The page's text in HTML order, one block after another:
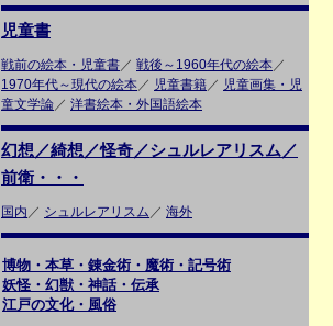
児童書
戦前の絵本・児童書／ 戦後～1960年代の絵本／
1970年代～現代の絵本／ 児童書籍／ 児童画集・児
童文学論／ 洋書絵本・外国語絵本
幻想／綺想／怪奇／シュルレアリスム／
前衛・・・
国内 ／ シュルレアリスム ／ 海外
博物・本草・錬金術・魔術・記号術
妖怪・幻獣・神話・伝承
江戸の文化・風俗